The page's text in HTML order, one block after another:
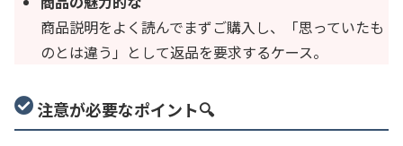
商品説明をよく読んでまずご購入し、「思っていたも
のとは違う」として返品を要求するケース。
注意が必要なポイント🔍